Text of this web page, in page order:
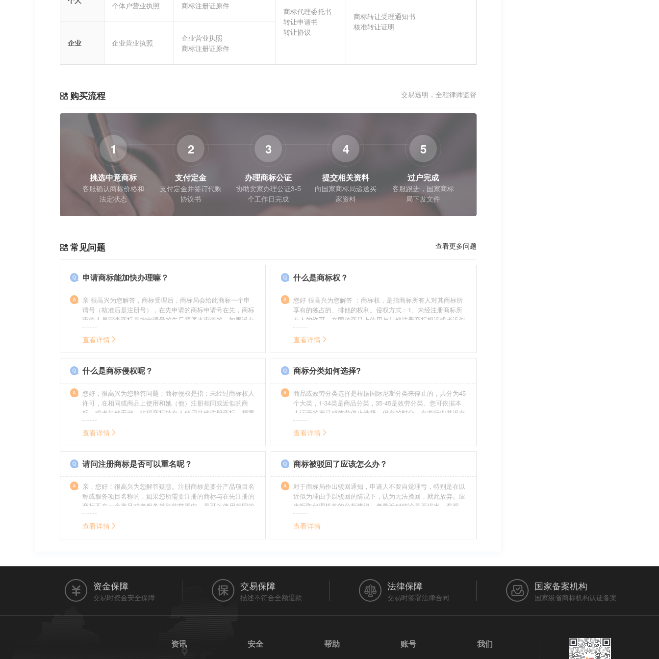
个体户营业执照 商标注册证原件
商标代理委托书
转让申请书
转让协议
商标转让受理通知书
核准转让证明
企业
企业营业执照
企业营业执照
商标注册证原件
购买流程 交易透明，全程律师监督
1
挑选中意商标
客服确认商标价格和
法定状态
2
支付定金
支付定金并签订代购
协议书
3
办理商标公证
协助卖家办理公证3-5
个工作日完成
4
提交相关资料
向国家商标局递送买
家资料
5
过户完成
客服跟进，国家商标
局下发文件
常见问题 查看更多问题
申请商标能加快办理嘛？
亲 很高兴为您解答，商标受理后，商标局会给此商标一个申
请号（核准后是注册号），在先申请的商标申请号在先，商标
审查人员审查商标是按申请号的先后顺序来审查的，如果没有
特殊情况（受理案件需要，被异议等），不会延迟也不会提
前。
查看详情
什么是商标权？
您好 很高兴为您解答 ：商标权，是指商标所有人对其商标所
享有的独占的、排他的权利。侵权方式：1、未经注册商标所
有人的许可，在同种商品上使用与其他注册商标相近或者近似
的商标。2、销售明知是假冒注册商标的商品。3、伪造、擅自
制造他人注册商标标识或者销售伪造、擅自制造的注册商标标
给他人注册商标专用权造成其他损害。
查看详情
什么是商标侵权呢？
您好，很高兴为您解答问题：商标侵权是指：未经过商标权人
许可，在相同或商品上使用和她（他）注册相同或近似的商
标，或者其他干涉、妨碍商标持有人使用其他注册商标，损害
商标持有人合法权益的其他行为。侵权的人通常需要承担侵权
的责任，明知侵权的行为的人要承担赔偿的责任。情节严重
查看详情
商标分类如何选择?
商品或效劳分类选择是根据国际尼斯分类来停止的，共分为45
个大类，1-34类是商品分类，35-45是效劳分类。您可依据本
人运营的产品或效劳停止选择。但有的时分，有些行业并没有
在分类表中明白列出，而且也无法由一个分类就完整包含进
去，这就呈现了跨类别的状况，对这样的行业要特别留意，假
无法全面的停止维护。
查看详情
请问注册商标是否可以重名呢？
亲，您好！很高兴为您解答疑惑。注册商标是要分产品项目名
称或服务项目名称的，如果您所需要注册的商标与在先注册的
商标不在一个产品或者服务类别的范围内，是可以使用相同的
名称的。希望我的回答能帮到您。
查看详情
商标被驳回了应该怎么办？
对于商标局作出驳回通知，申请人不要自觉理亏，特别是在以
近似为理由予以驳回的情况下，认为无法挽回，就此放弃。应
当听取代理机构的分析建议，考量近似结论是否得当、客观，
最终决定是选择放弃还是进行复审，从而最大限度的维护自身
利益（很多商标最后取得成功都是复审争取来的，审查员作出
查看详情
资金保障
交易时资金安全保障
交易保障
描述不符合全额退款
法律保障
交易时签署法律合同
国家备案机构
国家级省商标机构认证备案
资讯 安全 帮助 账号 我们